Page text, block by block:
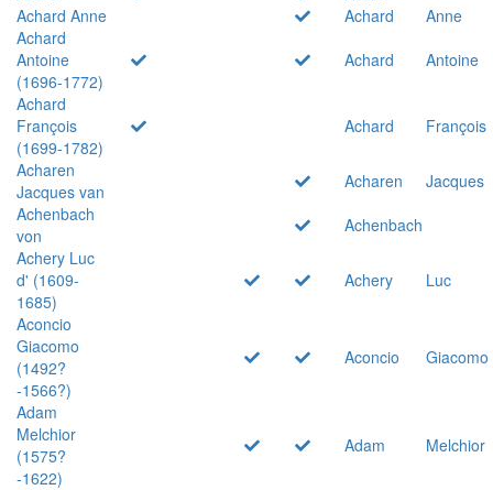
Achard Anne
Achard
Anne
Achard
Antoine
(1696-1772)
Achard
Antoine
Achard
François
(1699-1782)
Achard
François
Acharen
Jacques van
Acharen
Jacques
Achenbach
von
Achenbach
Achery Luc
d' (1609-
1685)
Achery
Luc
Aconcio
Giacomo
(1492?
-1566?)
Aconcio Giacomo
Adam
Melchior
(1575?
-1622)
Adam Melchior